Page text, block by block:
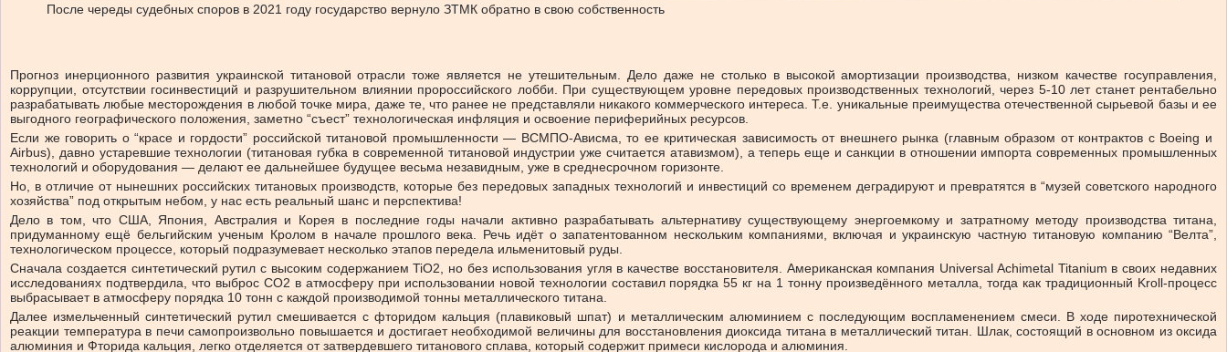
После череды судебных споров в 2021 году государство вернуло ЗТМК обратно в свою собственность
Прогноз инерционного развития украинской титановой отрасли тоже является не утешительным. Дело даже не столько в высокой амортизации производства, низком качестве госуправления,
коррупции, отсутствии госинвестиций и разрушительном влиянии пророссийского лобби. При существующем уровне передовых производственных технологий, через 5-10 лет станет рентабельно
разрабатывать любые месторождения в любой точке мира, даже те, что ранее не представляли никакого коммерческого интереса. Т.е. уникальные преимущества отечественной сырьевой базы и ее
выгодного географического положения, заметно “съест” технологическая инфляция и освоение периферийных ресурсов.
Если же говорить о “красе и гордости” российской титановой промышленности — ВСМПО-Ависма, то ее критическая зависимость от внешнего рынка (главным образом от контрактов с Boeing и ​
Airbus), давно устаревшие технологии (титановая губка в современной титановой индустрии уже считается атавизмом), а теперь еще и санкции в отношении импорта современных промышленных
технологий и оборудования — делают ее дальнейшее будущее весьма незавидным, уже в среднесрочном горизонте.
Но, в отличие от нынешних российских титановых производств, которые без передовых западных технологий и инвестиций со временем деградируют и превратятся в “музей советского народного
хозяйства” под открытым небом, у нас есть реальный шанс и перспектива!
Дело в том, что США, Япония, Австралия и Корея в последние годы начали активно разрабатывать альтернативу существующему энергоемкому и затратному методу производства титана,
придуманному ещё бельгийским ученым Кролом в начале прошлого века. Речь идёт о запатентованном нескольким компаниями, включая и украинскую частную титановую компанию “Велта”,
технологическом процессе, который подразумевает несколько этапов передела ильменитовый руды.
Сначала создается синтетический рутил с высоким содержанием TiO2, но без использования угля в качестве восстановителя. Американская компания Universal Achimetal Titanium в своих недавних
исследованиях подтвердила, что выброс CO2 в атмосферу при использовании новой технологии составил порядка 55 кг на 1 тонну произведённого металла, тогда как традиционный Kroll-процесс
выбрасывает в атмосферу порядка 10 тонн с каждой производимой тонны металлического титана.
Далее измельченный синтетический рутил смешивается с фторидом кальция (плавиковый шпат) и металлическим алюминием с последующим воспламенением смеси. В ходе пиротехнической
реакции температура в печи самопроизвольно повышается и достигает необходимой величины для восстановления диоксида титана в металлический титан. Шлак, состоящий в основном из оксида
алюминия и Фторида кальция, легко отделяется от затвердевшего титанового сплава, который содержит примеси кислорода и алюминия.